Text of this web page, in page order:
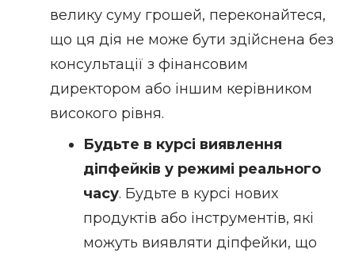
велику суму грошей, переконайтеся,
що ця дія не може бути здійснена без
консультації з фінансовим
директором або іншим керівником
високого рівня.
Будьте в курсі виявлення
діпфейків у режимі реального
часу. Будьте в курсі нових
продуктів або інструментів, які
можуть виявляти діпфейки, що